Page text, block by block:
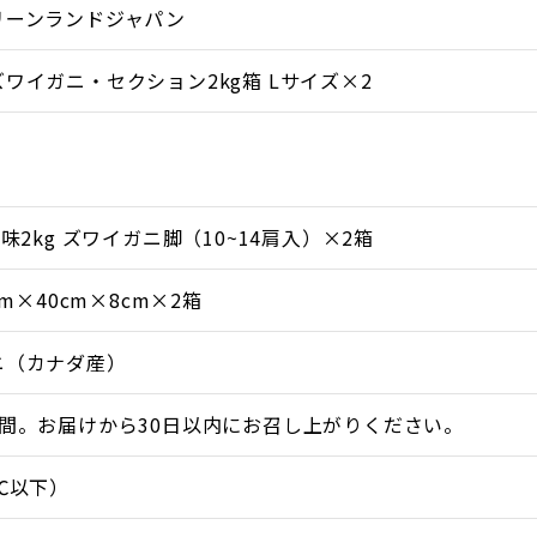
ンランドジャパン
ワイガニ・セクション2kg箱 Lサイズ×2
2kg ズワイガニ脚（10~14肩入）×2箱
箱
カナダ産）
。お届けから30日以内にお召し上がりください。
下）